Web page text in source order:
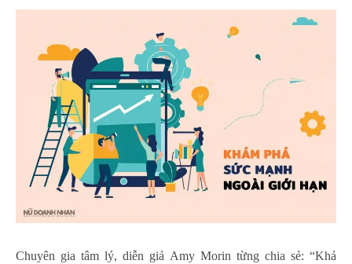
Chuyên gia tâm lý, diễn giả Amy Morin từng chia sẻ: “Khả